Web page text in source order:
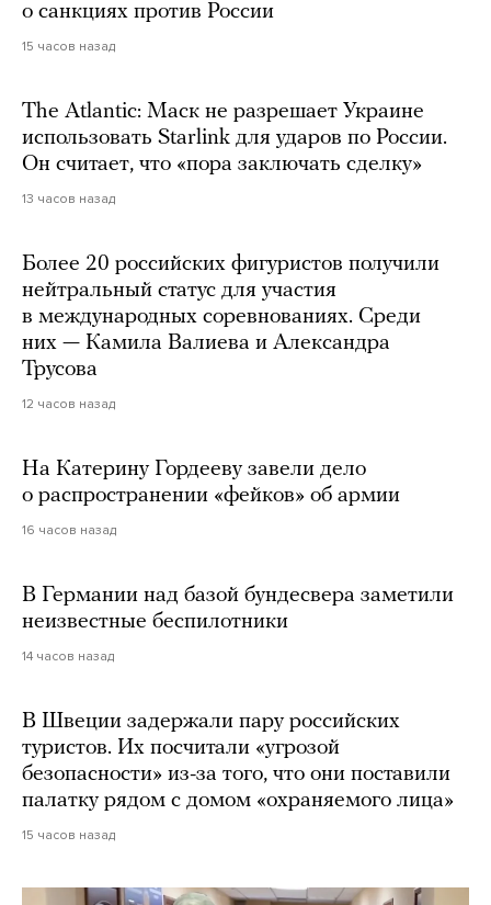
о санкциях против России
15 часов назад
The Atlantic: Маск не разрешает Украине
использовать Starlink для ударов по России.
Он считает, что «пора заключать сделку»
13 часов назад
Более 20 российских фигуристов получили
нейтральный статус для участия
в международных соревнованиях. Среди
них — Камила Валиева и Александра
Трусова
12 часов назад
На Катерину Гордееву завели дело
о распространении «фейков» об армии
16 часов назад
В Германии над базой бундесвера заметили
неизвестные беспилотники
14 часов назад
В Швеции задержали пару российских
туристов. Их посчитали «угрозой
безопасности» из-за того, что они поставили
палатку рядом с домом «охраняемого лица»
15 часов назад